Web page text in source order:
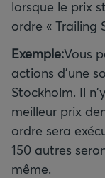
lorsque le prix
ordre « Trailing
Exemple:Vous
actions d'une
Stockholm. Il
meilleur prix
ordre sera
150 autres
même.